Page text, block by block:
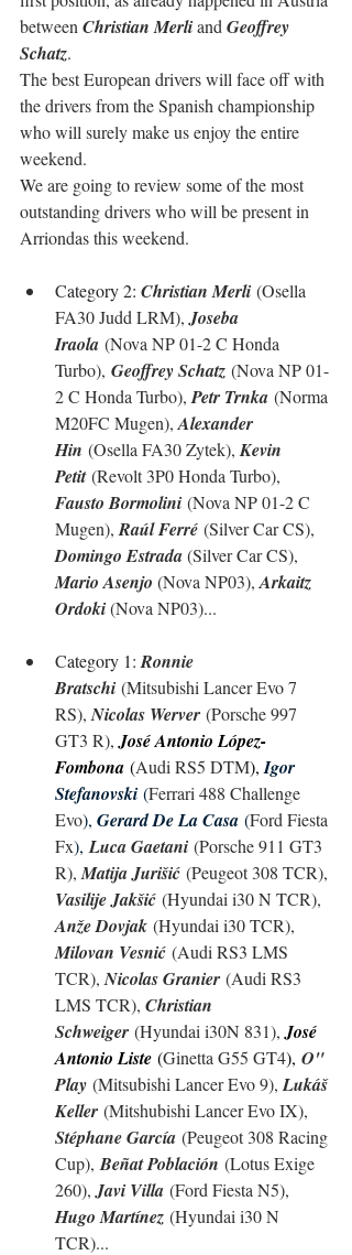
between Christian Merli and Geoffrey
Schatz.
The best European drivers will face off with
the drivers from the Spanish championship
who will surely make us enjoy the entire
weekend.
We are going to review some of the most
outstanding drivers who will be present in
Arriondas this weekend.
Category 2: Christian Merli (Osella
FA30 Judd LRM), Joseba
Iraola (Nova NP 01-2 C Honda
Turbo), Geoffrey Schatz (Nova NP 01-
2 C Honda Turbo), Petr Trnka (Norma
M20FC Mugen), Alexander
Hin (Osella FA30 Zytek), Kevin
Petit (Revolt 3P0 Honda Turbo),
Fausto Bormolini (Nova NP 01-2 C
Mugen), Raúl Ferré (Silver Car CS),
Domingo Estrada (Silver Car CS),
Mario Asenjo (Nova NP03), Arkaitz
Ordoki (Nova NP03)...
Category 1: Ronnie
Bratschi (Mitsubishi Lancer Evo 7
RS), Nicolas Werver (Porsche 997
GT3 R), José Antonio López-
Fombona (Audi RS5 DTM), Igor
Stefanovski (Ferrari 488 Challenge
Evo), Gerard De La Casa (Ford Fiesta
Fx), Luca Gaetani (Porsche 911 GT3
R), Matija Jurišić (Peugeot 308 TCR),
Vasilije Jakšić (Hyundai i30 N TCR),
Anže Dovjak (Hyundai i30 TCR),
Milovan Vesnić (Audi RS3 LMS
TCR), Nicolas Granier (Audi RS3
LMS TCR), Christian
Schweiger (Hyundai i30N 831), José
Antonio Liste (Ginetta G55 GT4), O"
Play (Mitsubishi Lancer Evo 9), Lukáš
Keller (Mitshubishi Lancer Evo IX),
Stéphane García (Peugeot 308 Racing
Cup), Beñat Población (Lotus Exige
260), Javi Villa (Ford Fiesta N5),
Hugo Martínez (Hyundai i30 N
TCR)...